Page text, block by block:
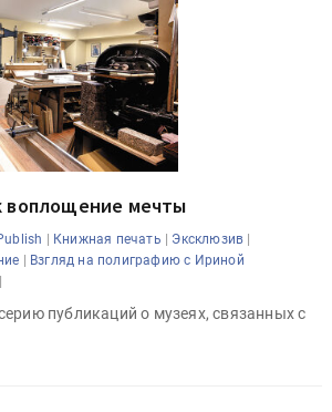
воплощение мечты
| Книжная печать | Эксклюзив |
| Взгляд на полиграфию с Ириной
|
публикаций о музеях, связанных с